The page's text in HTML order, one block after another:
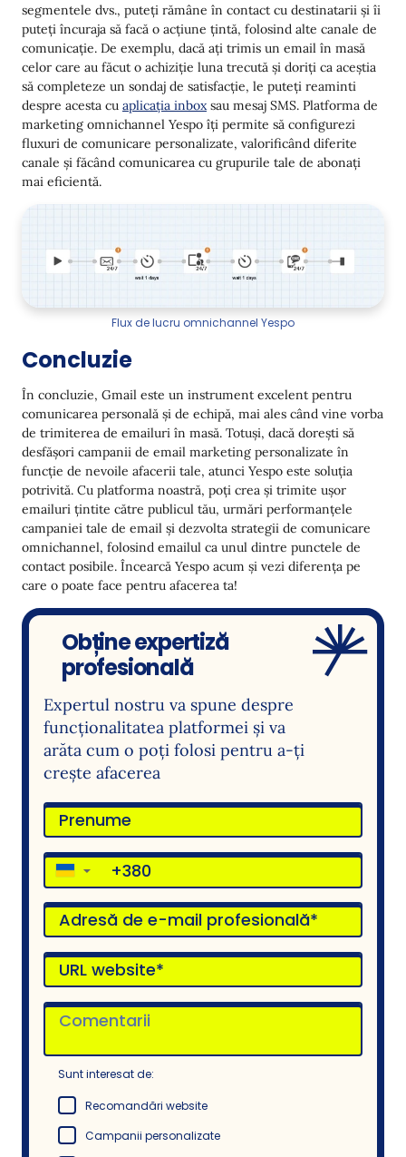
segmentele dvs., puteți rămâne în contact cu destinatarii și îi
puteți încuraja să facă o acțiune țintă, folosind alte canale de
comunicație. De exemplu, dacă ați trimis un email în masă
celor care au făcut o achiziție luna trecută și doriți ca aceștia
să completeze un sondaj de satisfacție, le puteți reaminti
despre acesta cu aplicația inbox sau mesaj SMS. Platforma de
marketing omnichannel Yespo îți permite să configurezi
fluxuri de comunicare personalizate, valorificând diferite
canale și făcând comunicarea cu grupurile tale de abonați
mai eficientă.
Flux de lucru omnichannel Yespo
Concluzie
În concluzie, Gmail este un instrument excelent pentru
comunicarea personală și de echipă, mai ales când vine vorba
de trimiterea de emailuri în masă. Totuși, dacă dorești să
desfășori campanii de email marketing personalizate în
funcție de nevoile afacerii tale, atunci Yespo este soluția
potrivită. Cu platforma noastră, poți crea și trimite ușor
emailuri țintite către publicul tău, urmări performanțele
campaniei tale de email și dezvolta strategii de comunicare
omnichannel, folosind emailul ca unul dintre punctele de
contact posibile. Încearcă Yespo acum și vezi diferența pe
care o poate face pentru afacerea ta!
Obține expertiză
profesională
Expertul nostru va spune despre
funcționalitatea platformei și va
arăta cum o poți folosi pentru a-ți
crește afacerea
▼
Sunt interesat de:
Recomandări website
Campanii personalizate